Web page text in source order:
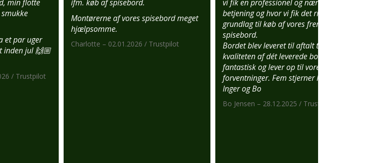
min flotte
et par uger
inden jul 🙌🏼
/ Trustpilot
ifm. køb af spisebord.
Montørerne af vores spisebord meget
hjælpsomme.
Charlotte – 02.01.2026 / Trustpilot
vi fik en professionel og nærværende
betjening og hvor vi fik det rigtige
grundlag til køb af vores fremtidige
spisebord.
Bordet blev leveret til aftalt tid og
kvaliteten af dét leverede bord er
fantastisk og lever op til vores høje
forventninger. Fem stjerner herfra 👍
Inger og Bo
Bo Jensen – 28.12.2025 / Trustpilot